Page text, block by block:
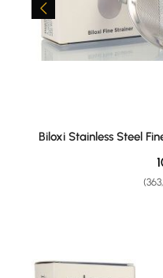
Biloxi Stainless Steel